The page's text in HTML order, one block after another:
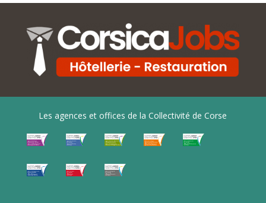
Les agences et offices de la Collectivité de Corse